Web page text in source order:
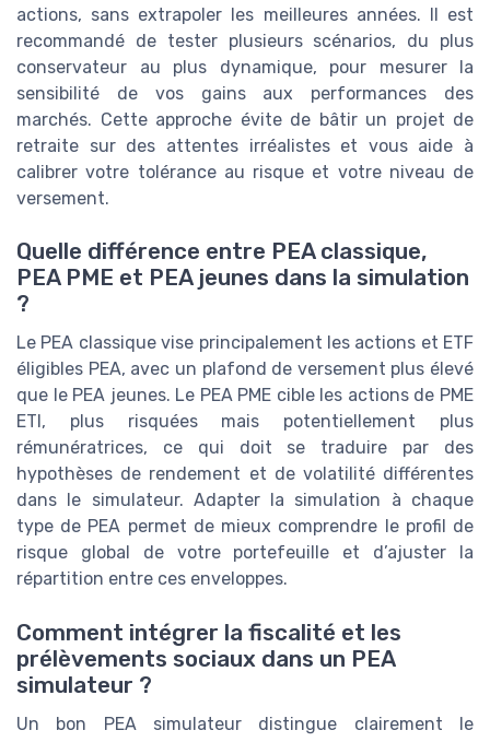
actions, sans extrapoler les meilleures années. Il est
recommandé de tester plusieurs scénarios, du plus
conservateur au plus dynamique, pour mesurer la
sensibilité de vos gains aux performances des
marchés. Cette approche évite de bâtir un projet de
retraite sur des attentes irréalistes et vous aide à
calibrer votre tolérance au risque et votre niveau de
versement.
Quelle différence entre PEA classique,
PEA PME et PEA jeunes dans la simulation
?
Le PEA classique vise principalement les actions et ETF
éligibles PEA, avec un plafond de versement plus élevé
que le PEA jeunes. Le PEA PME cible les actions de PME
ETI, plus risquées mais potentiellement plus
rémunératrices, ce qui doit se traduire par des
hypothèses de rendement et de volatilité différentes
dans le simulateur. Adapter la simulation à chaque
type de PEA permet de mieux comprendre le profil de
risque global de votre portefeuille et d’ajuster la
répartition entre ces enveloppes.
Comment intégrer la fiscalité et les
prélèvements sociaux dans un PEA
simulateur ?
Un bon PEA simulateur distingue clairement le